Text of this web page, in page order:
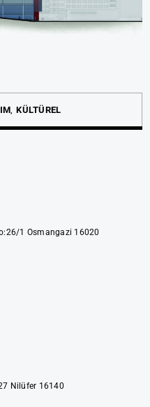
KÜLTÜREL
1 Osmangazi 16020
Nilüfer 16140